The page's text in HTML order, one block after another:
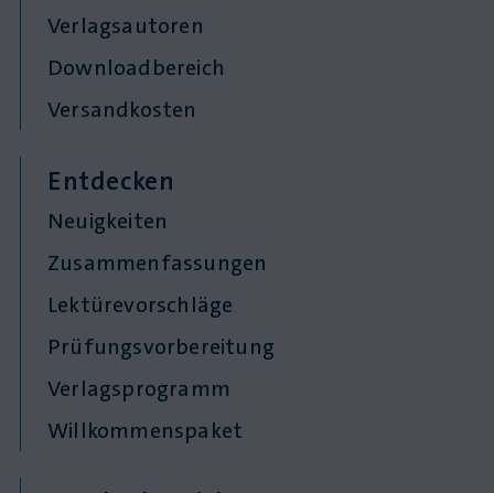
Verlagsautoren
Downloadbereich
Versandkosten
Entdecken
Neuigkeiten
Zusammenfassungen
Lektürevorschläge
Prüfungsvorbereitung
Verlagsprogramm
Willkommenspaket